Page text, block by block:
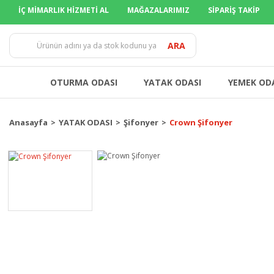
İÇ MİMARLIK HİZMETİ AL MAĞAZALARIMIZ SİPARİŞ TAKİP
TÜM
ARA
OTURMA ODASI YATAK ODASI YEMEK
Anasayfa YATAK ODASI Şifonyer Crown Şifonyer